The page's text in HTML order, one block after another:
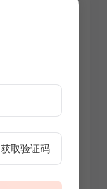
获取验证码